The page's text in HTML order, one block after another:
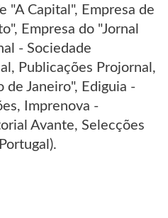
"A Capital", Empresa de
Empresa do "Jornal
- Sociedade
Publicações Projornal,
de Janeiro", Ediguia -
Imprenova -
Avante, Selecções